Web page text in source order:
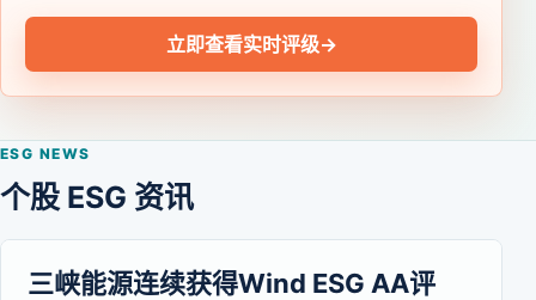
立即查看实时评级→
ESG NEWS
个股 ESG 资讯
三峡能源连续获得Wind ESG AA评